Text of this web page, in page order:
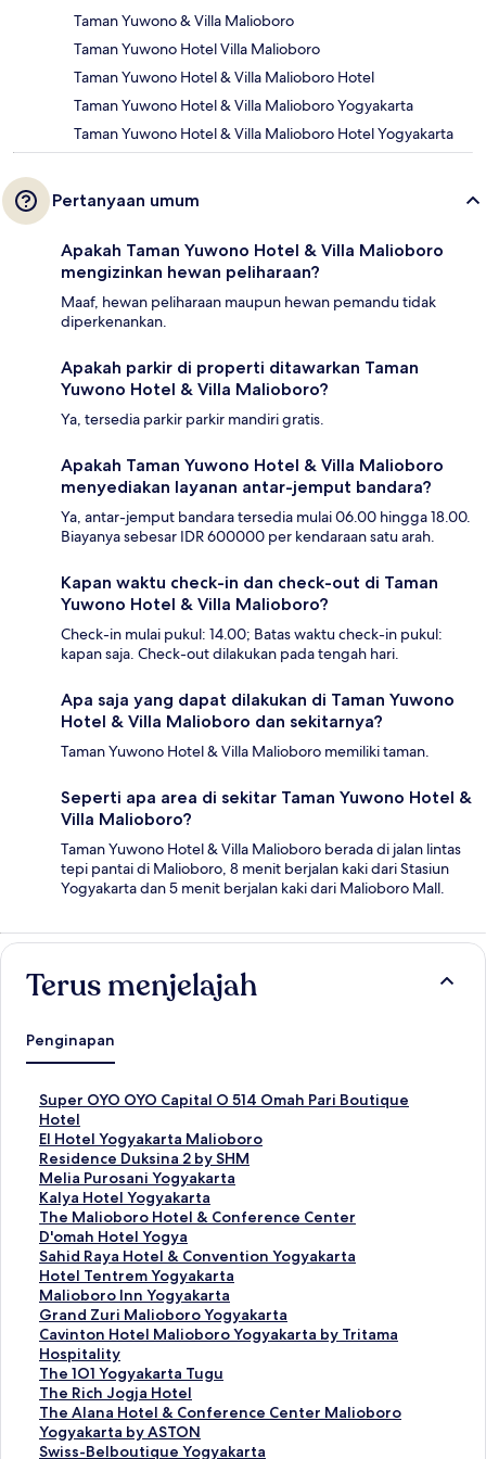
Taman Yuwono & Villa Malioboro
Taman Yuwono Hotel Villa Malioboro
Taman Yuwono Hotel & Villa Malioboro Hotel
Taman Yuwono Hotel & Villa Malioboro Yogyakarta
Taman Yuwono Hotel & Villa Malioboro Hotel Yogyakarta
Pertanyaan umum
Apakah Taman Yuwono Hotel & Villa Malioboro
mengizinkan hewan peliharaan?
Maaf, hewan peliharaan maupun hewan pemandu tidak
diperkenankan.
Apakah parkir di properti ditawarkan Taman
Yuwono Hotel & Villa Malioboro?
Ya, tersedia parkir parkir mandiri gratis.
Apakah Taman Yuwono Hotel & Villa Malioboro
menyediakan layanan antar-jemput bandara?
Ya, antar-jemput bandara tersedia mulai 06.00 hingga 18.00.
Biayanya sebesar IDR 600000 per kendaraan satu arah.
Kapan waktu check-in dan check-out di Taman
Yuwono Hotel & Villa Malioboro?
Check-in mulai pukul: 14.00; Batas waktu check-in pukul:
kapan saja. Check-out dilakukan pada tengah hari.
Apa saja yang dapat dilakukan di Taman Yuwono
Hotel & Villa Malioboro dan sekitarnya?
Taman Yuwono Hotel & Villa Malioboro memiliki taman.
Seperti apa area di sekitar Taman Yuwono Hotel &
Villa Malioboro?
Taman Yuwono Hotel & Villa Malioboro berada di jalan lintas
tepi pantai di Malioboro, 8 menit berjalan kaki dari Stasiun
Yogyakarta dan 5 menit berjalan kaki dari Malioboro Mall.
Terus menjelajah
Penginapan
Super OYO OYO Capital O 514 Omah Pari Boutique
Hotel
T
a
u
t
a
n
S
t
a
n
d
a
r
u
n
t
u
k
S
El Hotel Yogyakarta Malioboro
T
a
u
t
a
n
S
t
a
n
d
a
r
u
n
t
u
Residence Duksina 2 by SHM
T
a
u
t
a
n
S
t
a
n
d
a
r
u
n
t
Melia Purosani Yogyakarta
T
a
u
t
a
n
S
t
a
n
d
a
r
u
n
Kalya Hotel Yogyakarta
T
a
u
t
a
n
S
t
a
n
d
a
r
u
The Malioboro Hotel & Conference Center
T
a
u
t
a
n
S
t
a
n
d
a
r
D'omah Hotel Yogya
T
a
u
t
a
n
S
t
a
n
d
a
Sahid Raya Hotel & Convention Yogyakarta
T
a
u
t
a
n
S
t
a
n
d
Hotel Tentrem Yogyakarta
T
a
u
t
a
n
S
t
a
n
Malioboro Inn Yogyakarta
T
a
u
t
a
n
S
t
a
Grand Zuri Malioboro Yogyakarta
T
a
u
t
a
n
S
t
Cavinton Hotel Malioboro Yogyakarta by Tritama
Hospitality
T
a
u
t
a
n
S
The 1O1 Yogyakarta Tugu
T
a
u
t
a
The Rich Jogja Hotel
T
a
u
t
The Alana Hotel & Conference Center Malioboro
Yogyakarta by ASTON
T
a
u
Swiss-Belboutique Yogyakarta
T